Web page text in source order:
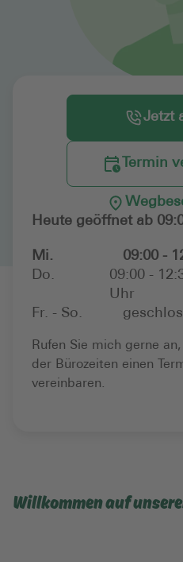
Jetzt
Termin
Heute geöffnet ab
Mi.
09:00 -
Do.
09:00 -
Uhr
Fr. - So.
Rufen Sie mich gerne
der Bürozeiten einen
vereinbaren.
Willkommen auf